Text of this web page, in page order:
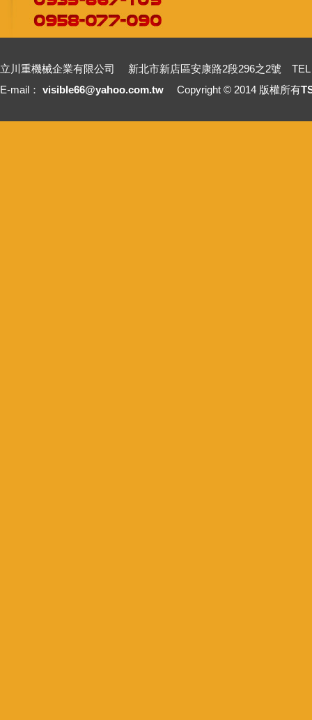
立川重機械企業有限公司 新北市新店區安康路2段296之2號 TEL
E-mail： visible66@yahoo.com.tw Copyright © 2014 版權所有